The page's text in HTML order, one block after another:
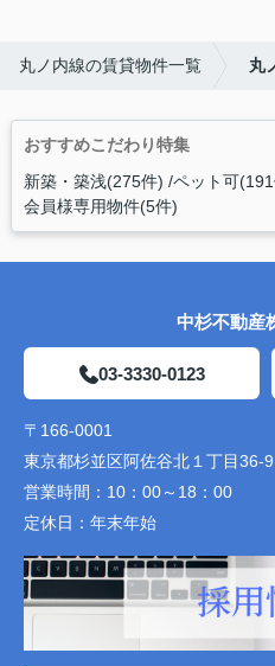
丸ノ内線の賃貸物件一覧 丸
おすすめこだわり特集
新築・築浅(275件) ペット可
会員様専用物件(5件)
中杉不動産
03-3330-0123
〒166-0001
東京都杉並区阿佐谷北１丁目36-9
営業時間： 10：00～18：00
定休日： 年末年始